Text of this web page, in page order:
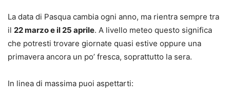
La data di Pasqua cambia ogni anno, ma rientra sempre tra
il 22 marzo e il 25 aprile. A livello meteo questo significa
che potresti trovare giornate quasi estive oppure una
primavera ancora un po’ fresca, soprattutto la sera.
In linea di massima puoi aspettarti: